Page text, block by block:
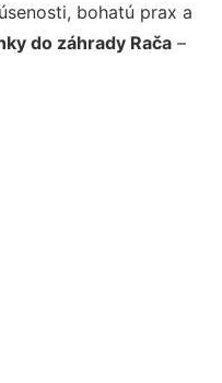
bohatú prax a
do záhrady Rača –